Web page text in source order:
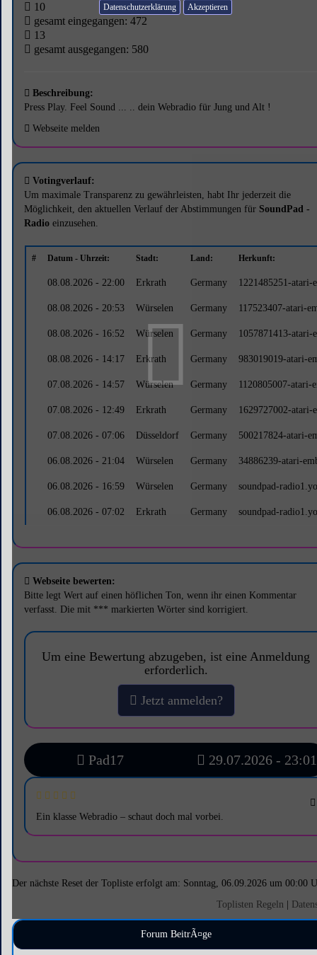
Datenschutzerklärung
10
gesamt eingegangen: 472
13
gesamt ausgegangen: 580
Beschreibung:
Press Play. Feel Sound ... .. dein Webradio für Jung und Alt !
Webseite melden
Votingverlauf:
Um maximale Transparenz zu gewährleisten, habt Ihr jederzeit die
Möglichkeit, den aktuellen Verlauf der Abstimmungen für SoundPad -
Radio einzusehen.
# Datum - Uhrzeit: Stadt: Land: Herkunft:
08.08.2026 - 22:00 Erkrath Germany 1221485251-atari-
08.08.2026 - 20:53 Würselen Germany 117523407-atari-
08.08.2026 - 16:52 Würselen Germany 1057871413-atari-
08.08.2026 - 14:17 Erkrath Germany 983019019-atari-
07.08.2026 - 14:57 Würselen Germany 1120805007-atari-
07.08.2026 - 12:49 Erkrath Germany 1629727002-atari-
07.08.2026 - 07:06 Düsseldorf Germany 500217824-atari-
06.08.2026 - 21:04 Würselen Germany 34886239-atari-
06.08.2026 - 16:59 Würselen Germany soundpad-
06.08.2026 - 07:02 Erkrath Germany soundpad-
Webseite bewerten:
Bitte legt Wert auf einen höflichen Ton, wenn ihr einen Kommentar
verfasst. Die mit *** markierten Wörter sind korrigiert.
Um eine Bewertung abzugeben, ist eine Anmeldung
erforderlich.
Jetzt anmelden?
Pad17 29.07.2026 - 23:01
Ein klasse Webradio – schaut doch mal vorbei.
Der nächste Reset der Topliste erfolgt am: Sonntag, 06.09.2026 um 00:00
Toplisten Regeln
Forum BeitrÃ¤ge